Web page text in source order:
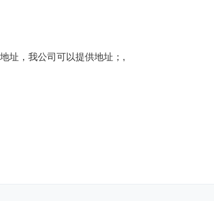
址，我公司可以提供地址；,